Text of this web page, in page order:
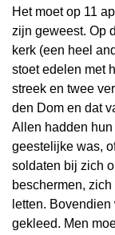
Het moet op 11
zijn geweest. Op
kerk (een heel
stoet edelen met
streek en twee
den Dom en dat
Allen hadden
geestelijke was,
soldaten bij zich
beschermen,
letten.
gekleed. Men